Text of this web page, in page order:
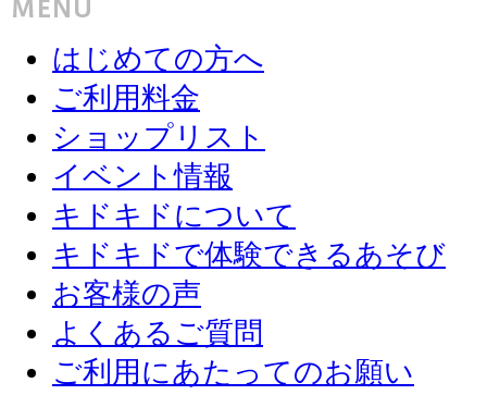
はじめての方へ
ご利用料金
ショップリスト
イベント情報
キドキドについて
キドキドで体験できるあそび
お客様の声
よくあるご質問
ご利用にあたってのお願い